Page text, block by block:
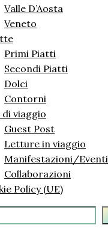
Valle D’Aosta
Veneto
Primi Piatti
Secondi Piatti
Dolci
Contorni
di viaggio
Guest Post
Letture in viaggio
Manifestazioni/Eventi
Collaborazioni
Policy (UE)